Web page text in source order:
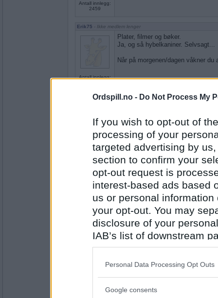
Ordspill.no - Do Not Process My
If you wish to opt-out of
processing of your
targeted advertising by
section to confirm your
opt-out request is
interest-based ads based
us or personal
your opt-out. You may
disclosure of your
IAB’s list of downstream
also be disclosed by us
Downstream Participants
Please note that this
Personal Data Processing Opt Outs
Google consents
Antall innlegg:
2459
Erik75 - Ikke medlem lenger
Antall innlegg:
Plater, filmer og bøker.
Ja, og så hybelkaniner. Selvsagt...
Når på morgenen/dagen våkner
Antall innlegg:
Hvor nært opp til "5 om dagen"
Word4Word
Antall innlegg:
181
Jeg ligger stort sett på eller over 5
gulrot sammen med frokosten, det
banan som mellommåltid i løpet
alltid mye grønnsaker - ofte salat
middag.
Har du oppdaget hvor anvendelig
er i så fall din favorittmåte å
Har brukt søtpotet til mye
Hva spiste du til middag i dag?